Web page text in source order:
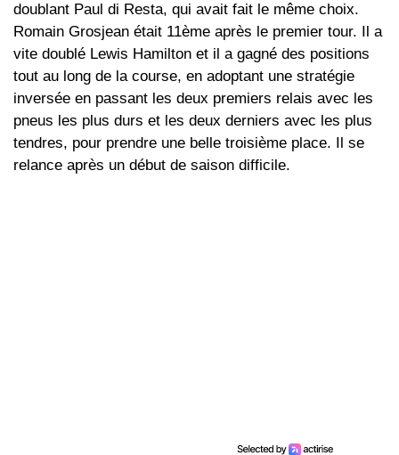
doublant Paul di Resta, qui avait fait le même choix.
Romain Grosjean était 11ème après le premier tour. Il a
vite doublé Lewis Hamilton et il a gagné des positions
tout au long de la course, en adoptant une stratégie
inversée en passant les deux premiers relais avec les
pneus les plus durs et les deux derniers avec les plus
tendres, pour prendre une belle troisième place. Il se
relance après un début de saison difficile.